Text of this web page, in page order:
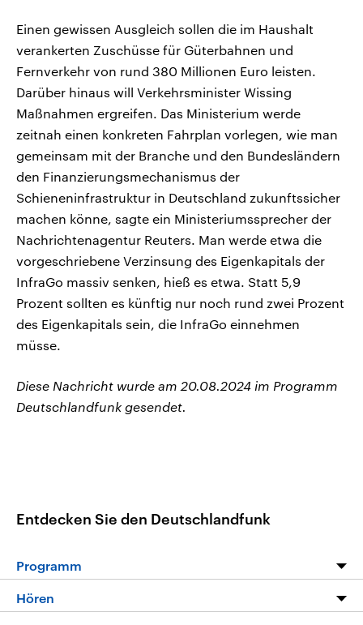
Einen gewissen Ausgleich sollen die im Haushalt
verankerten Zuschüsse für Güterbahnen und
Fernverkehr von rund 380 Millionen Euro leisten.
Darüber hinaus will Verkehrsminister Wissing
Maßnahmen ergreifen. Das Ministerium werde
zeitnah einen konkreten Fahrplan vorlegen, wie man
gemeinsam mit der Branche und den Bundesländern
den Finanzierungsmechanismus der
Schieneninfrastruktur in Deutschland zukunftssicher
machen könne, sagte ein Ministeriumssprecher der
Nachrichtenagentur Reuters. Man werde etwa die
vorgeschriebene Verzinsung des Eigenkapitals der
InfraGo massiv senken, hieß es etwa. Statt 5,9
Prozent sollten es künftig nur noch rund zwei Prozent
des Eigenkapitals sein, die InfraGo einnehmen
müsse.
Diese Nachricht wurde am 20.08.2024 im Programm
Deutschlandfunk gesendet.
Entdecken Sie den Deutschlandfunk
Programm
Programm
Hören